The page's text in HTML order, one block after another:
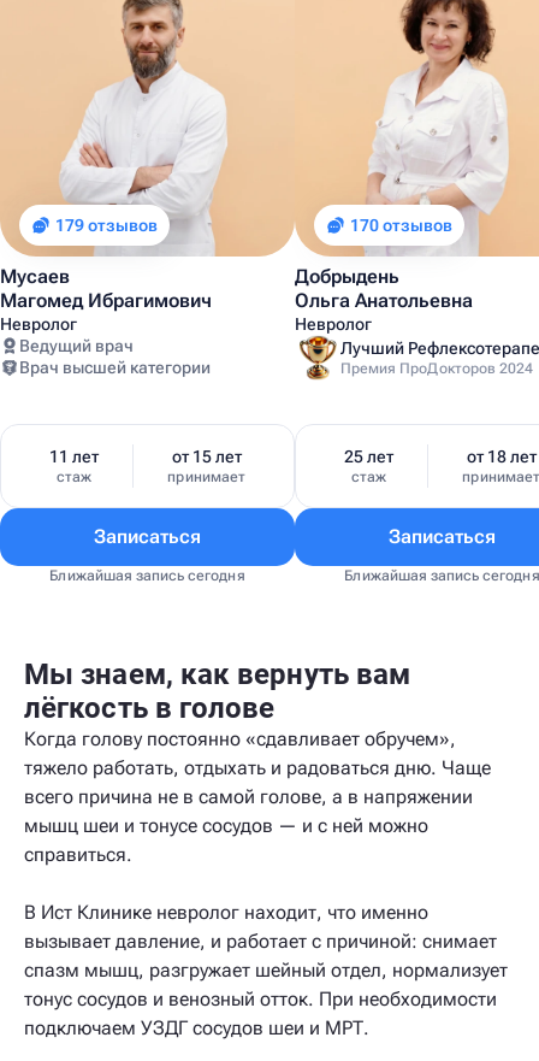
179 отзывов
Мусаев
Магомед Ибрагимович
Невролог
Ведущий врач
Врач высшей категории
11 лет
стаж
от 15 лет
принимает
Записаться
Ближайшая запись сегодня
170 отзывов
Добрыдень
Ольга Анатольевна
Невролог
Премия ПроДокторов 2024
25 лет
стаж
от 18 лет
принимает
Записаться
Ближайшая запись сегодня
Мы знаем, как вернуть вам
лёгкость в голове
Когда голову постоянно «сдавливает обручем»,
тяжело работать, отдыхать и радоваться дню. Чаще
всего причина не в самой голове, а в напряжении
мышц шеи и тонусе сосудов — и с ней можно
справиться.
В Ист Клинике невролог находит, что именно
вызывает давление, и работает с причиной: снимает
спазм мышц, разгружает шейный отдел, нормализует
тонус сосудов и венозный отток. При необходимости
подключаем УЗДГ сосудов шеи и МРТ.